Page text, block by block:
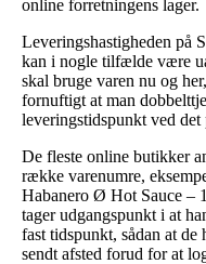
online forretningens lager.
Leveringshastigheden på
kan i nogle tilfælde være
skal bruge varen nu og
fornuftigt at man
leveringstidspunkt ved
De fleste online butikker
række varenumre,
Habanero Ø Hot Sauce –
tager udgangspunkt i at
fast tidspunkt, sådan at de
sendt afsted forud for at